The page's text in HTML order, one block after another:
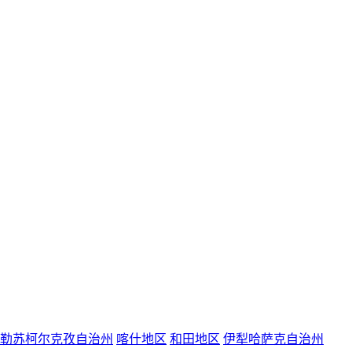
苏柯尔克孜自治州 喀什地区 和田地区 伊犁哈萨克自治州